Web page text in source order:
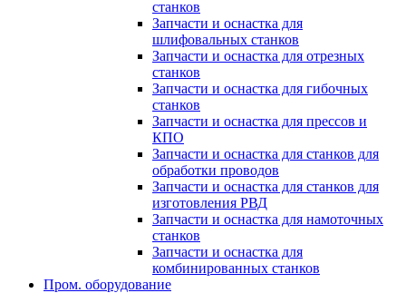
станков
Запчасти и оснастка для
шлифовальных станков
Запчасти и оснастка для отрезных
станков
Запчасти и оснастка для гибочных
станков
Запчасти и оснастка для прессов и
КПО
Запчасти и оснастка для станков для
обработки проводов
Запчасти и оснастка для станков для
изготовления РВД
Запчасти и оснастка для намоточных
станков
Запчасти и оснастка для
комбинированных станков
Пром. оборудование